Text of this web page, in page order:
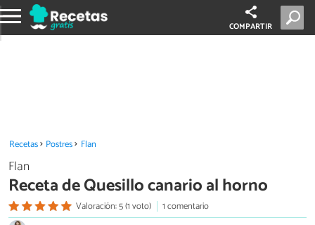
COMPARTIR
Recetas Postres Flan
Flan
Receta de Quesillo canario al horno
Valoración: 5 (1 voto)
1 comentario